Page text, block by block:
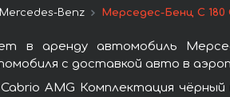
Benz Мерседес-Бенц C 180
в аренду автомобиль
с доставкой авто в
AMG Комплектация